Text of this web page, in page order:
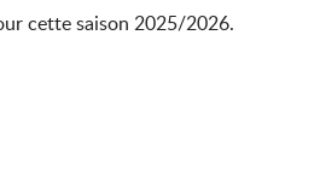
cette saison 2025/2026.